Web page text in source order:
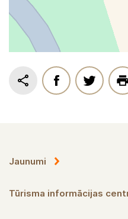
Jaunumi
Tūrisma informācijas